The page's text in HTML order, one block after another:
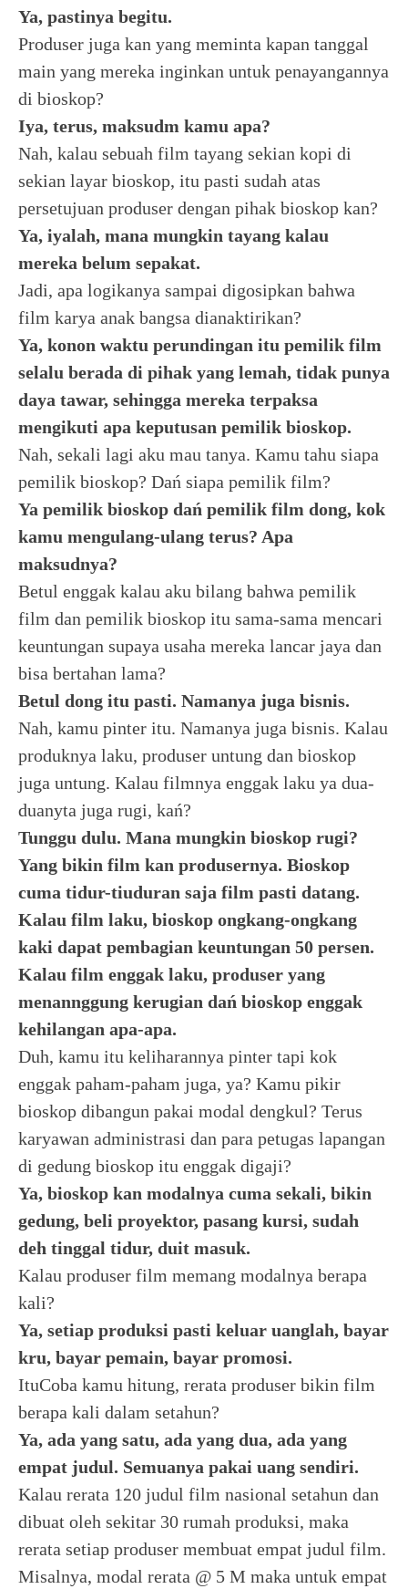
Ya, pastinya begitu.
Produser juga kan yang meminta kapan tanggal
main yang mereka inginkan untuk penayangannya
di bioskop?
Iya, terus, maksudm kamu apa?
Nah, kalau sebuah film tayang sekian kopi di
sekian layar bioskop, itu pasti sudah atas
persetujuan produser dengan pihak bioskop kan?
Ya, iyalah, mana mungkin tayang kalau
mereka belum sepakat.
Jadi, apa logikanya sampai digosipkan bahwa
film karya anak bangsa dianaktirikan?
Ya, konon waktu perundingan itu pemilik film
selalu berada di pihak yang lemah, tidak punya
daya tawar, sehingga mereka terpaksa
mengikuti apa keputusan pemilik bioskop.
Nah, sekali lagi aku mau tanya. Kamu tahu siapa
pemilik bioskop? Dań siapa pemilik film?
Ya pemilik bioskop dań pemilik film dong, kok
kamu mengulang-ulang terus? Apa
maksudnya?
Betul enggak kalau aku bilang bahwa pemilik
film dan pemilik bioskop itu sama-sama mencari
keuntungan supaya usaha mereka lancar jaya dan
bisa bertahan lama?
Betul dong itu pasti. Namanya juga bisnis.
Nah, kamu pinter itu. Namanya juga bisnis. Kalau
produknya laku, produser untung dan bioskop
juga untung. Kalau filmnya enggak laku ya dua-
duanyta juga rugi, kań?
Tunggu dulu. Mana mungkin bioskop rugi?
Yang bikin film kan produsernya. Bioskop
cuma tidur-tiuduran saja film pasti datang.
Kalau film laku, bioskop ongkang-ongkang
kaki dapat pembagian keuntungan 50 persen.
Kalau film enggak laku, produser yang
menannggung kerugian dań bioskop enggak
kehilangan apa-apa.
Duh, kamu itu keliharannya pinter tapi kok
enggak paham-paham juga, ya? Kamu pikir
bioskop dibangun pakai modal dengkul? Terus
karyawan administrasi dan para petugas lapangan
di gedung bioskop itu enggak digaji?
Ya, bioskop kan modalnya cuma sekali, bikin
gedung, beli proyektor, pasang kursi, sudah
deh tinggal tidur, duit masuk.
Kalau produser film memang modalnya berapa
kali?
Ya, setiap produksi pasti keluar uanglah, bayar
kru, bayar pemain, bayar promosi.
ItuCoba kamu hitung, rerata produser bikin film
berapa kali dalam setahun?
Ya, ada yang satu, ada yang dua, ada yang
empat judul. Semuanya pakai uang sendiri.
Kalau rerata 120 judul film nasional setahun dan
dibuat oleh sekitar 30 rumah produksi, maka
rerata setiap produser membuat empat judul film.
Misalnya, modal rerata @ 5 M maka untuk empat